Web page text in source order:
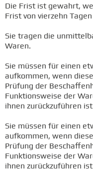
Die Frist ist gewahrt,
Frist von vierzehn
Sie tragen die
Waren.
Sie müssen für einen
aufkommen, wenn
Prüfung der
Funktionsweise der
ihnen zurückzuführen
Sie müssen für einen
aufkommen, wenn
Prüfung der
Funktionsweise der
ihnen zurückzuführen